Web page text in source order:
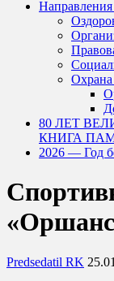
Охрана
80 ЛЕТ
КНИГА
2026 — Год
Predsedatil RK